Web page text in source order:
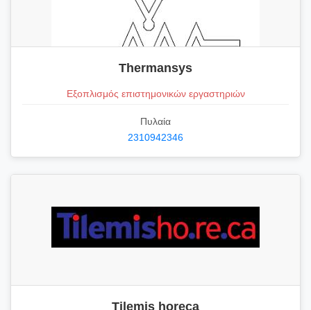
Thermansys
Εξοπλισμός επιστημονικών εργαστηριών
Πυλαία
2310942346
Tilemis horeca